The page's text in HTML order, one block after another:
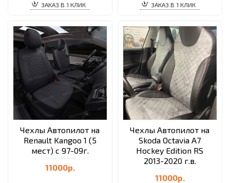
ЗАКАЗ В 1 КЛИК ЗАКАЗ В 1 КЛИК
Чехлы Автопилот на
Renault Kangoo 1 (5
мест) с 97-09г.
11000р.
Чехлы Автопилот на
Skoda Octavia A7
Hockey Edition RS
2013-2020 г.в.
11000р.